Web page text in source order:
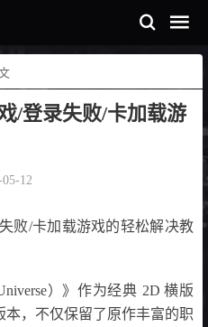
/登录失败/卡加载游
05-12
败/卡加载游戏的轻松解决教
）》作为经典 2D 横版
，不仅保留了原作丰富的职